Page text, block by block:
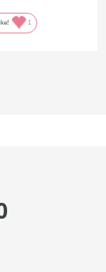
1